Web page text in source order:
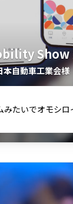
Show
本自動車工業会様
推しモビを探して
在してしまった
モーターショーが
した